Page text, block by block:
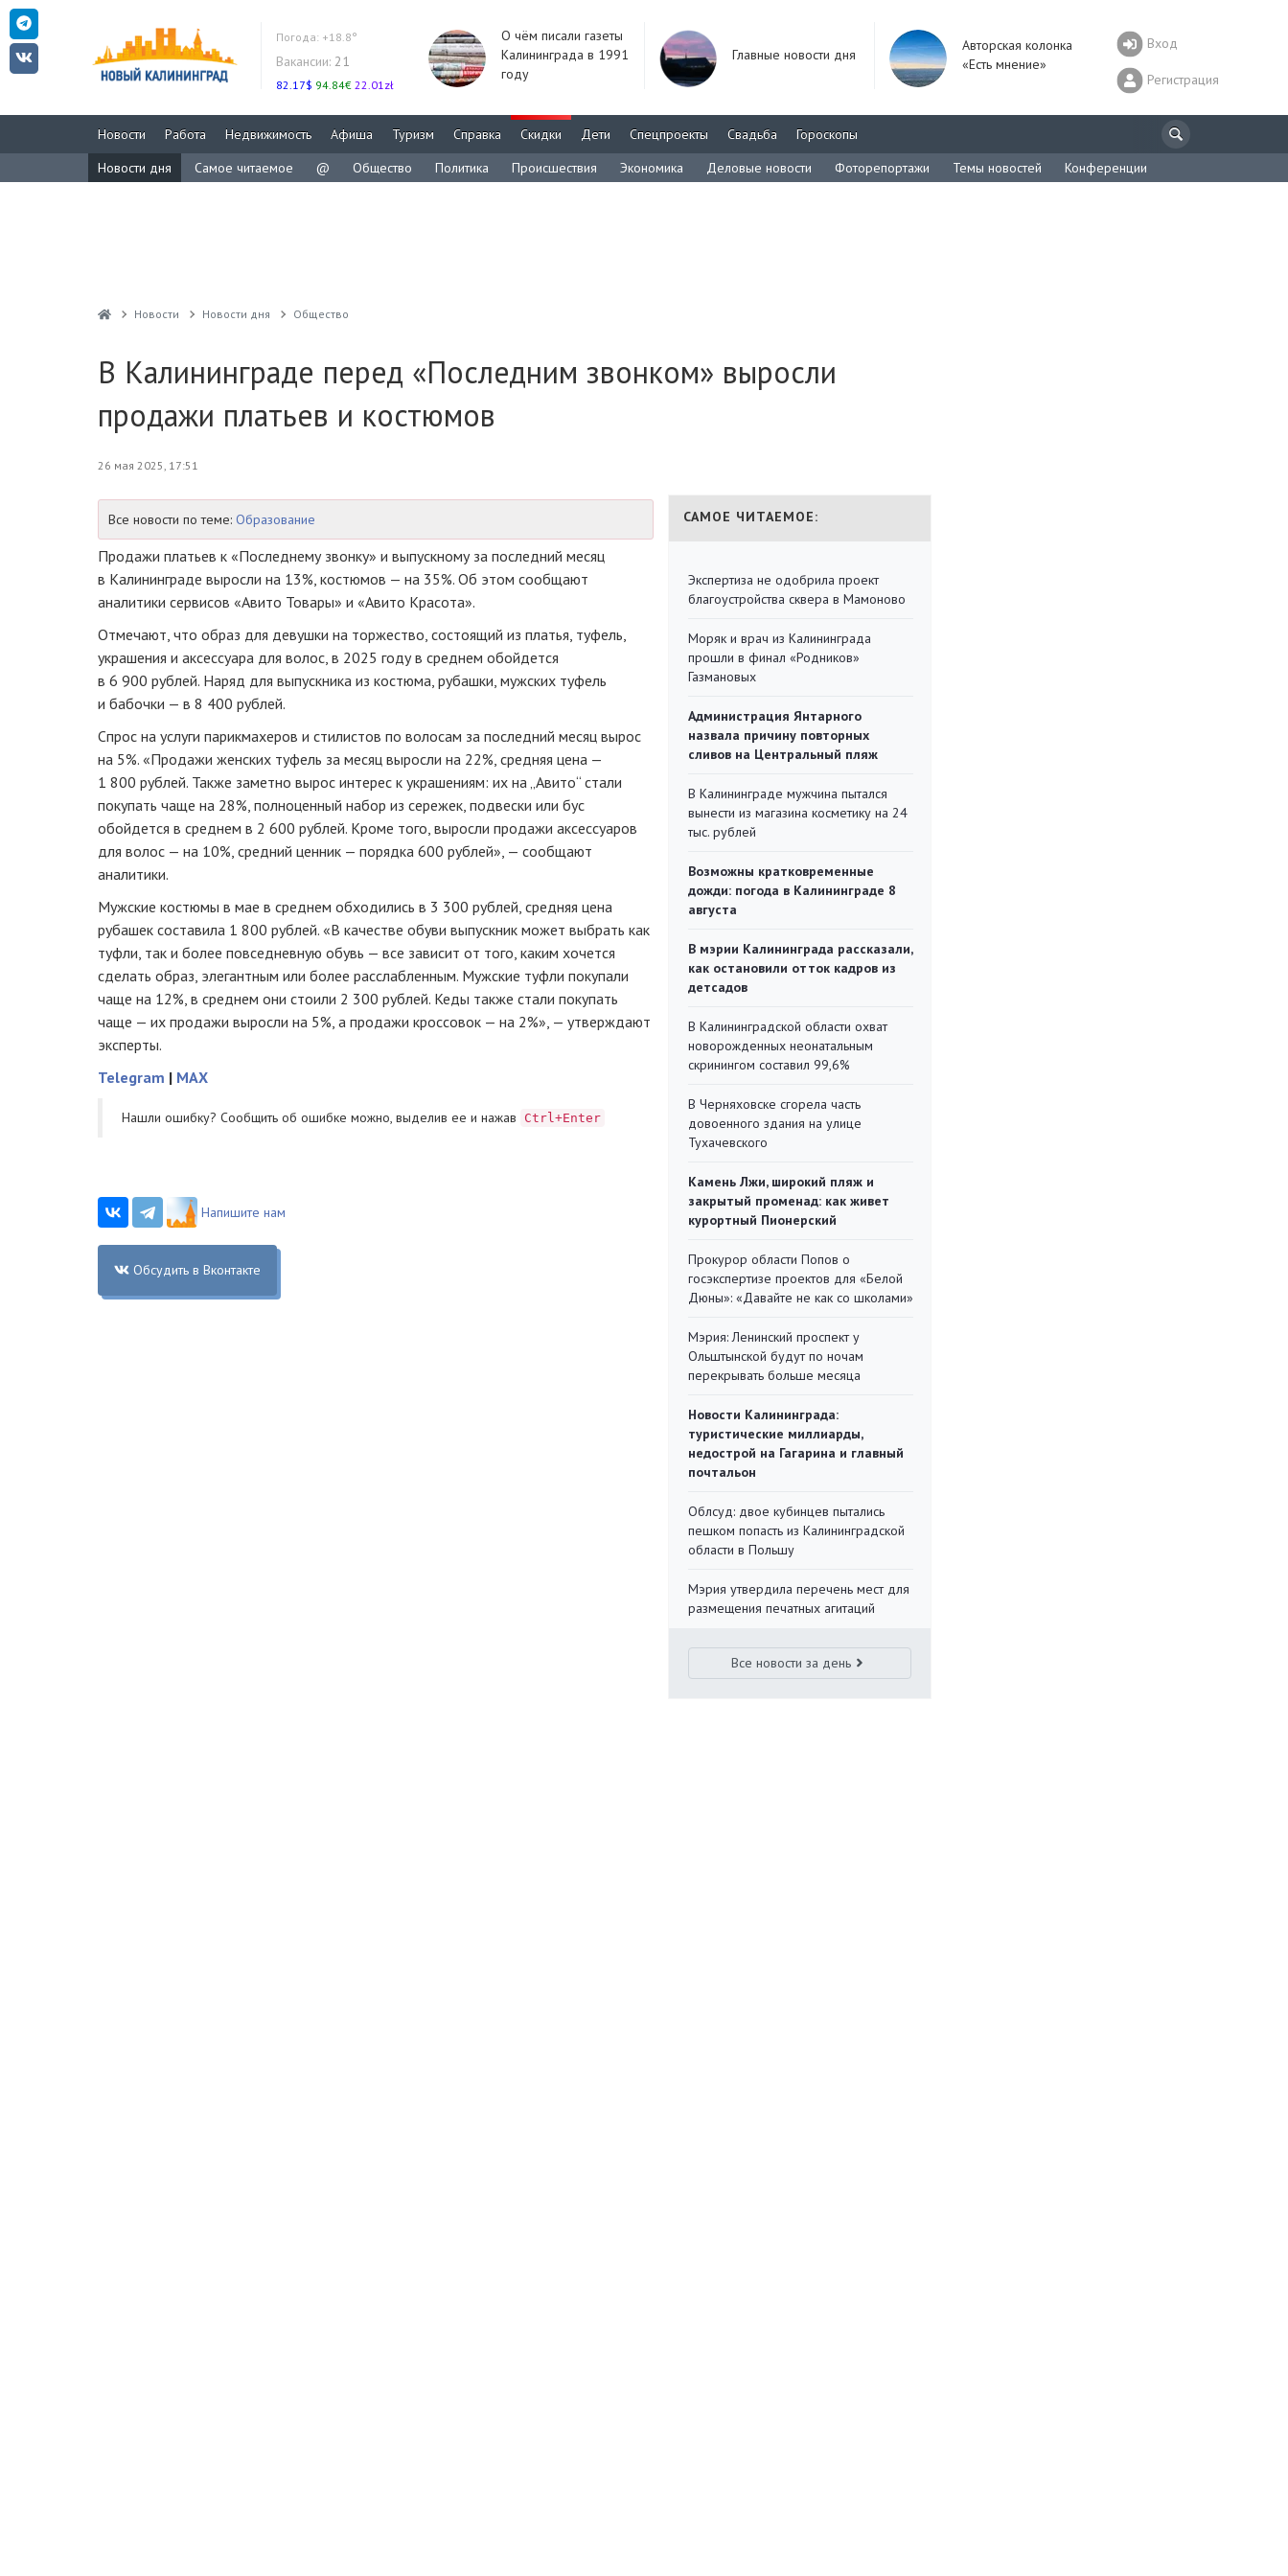
Погода: +18.8°
Вакансии: 21
82.17$ 94.84€ 22.01zł
О чём писали газеты
Калининграда в 1991
году
Главные новости дня
Авторская колонка
«Есть мнение»
Вход
Регистрация
Новости Работа Недвижимость Афиша Туризм Справка Скидки Дети Спецпроекты Свадьба
Гороскопы
Новости дня
Самое читаемое @ Общество Политика Происшествия Экономика Деловые новости Фоторепортажи Темы новостей Конференции
Новости Новости дня Общество
В Калининграде перед «Последним звонком» выросли
продажи платьев и костюмов
26 мая 2025, 17:51
Все новости по теме: Образование
Продажи платьев к «Последнему звонку» и выпускному за последний месяц
в Калининграде выросли на 13%, костюмов — на 35%. Об этом сообщают
аналитики сервисов «Авито Товары» и «Авито Красота».
Отмечают, что образ для девушки на торжество, состоящий из платья, туфель,
украшения и аксессуара для волос, в 2025 году в среднем обойдется
в 6 900 рублей. Наряд для выпускника из костюма, рубашки, мужских туфель
и бабочки — в 8 400 рублей.
Спрос на услуги парикмахеров и стилистов по волосам за последний месяц вырос
на 5%. «Продажи женских туфель за месяц выросли на 22%, средняя цена —
1 800 рублей. Также заметно вырос интерес к украшениям: их на „Авито“ стали
покупать чаще на 28%, полноценный набор из сережек, подвески или бус
обойдется в среднем в 2 600 рублей. Кроме того, выросли продажи аксессуаров
для волос — на 10%, средний ценник — порядка 600 рублей», — сообщают
аналитики.
Мужские костюмы в мае в среднем обходились в 3 300 рублей, средняя цена
рубашек составила 1 800 рублей. «В качестве обуви выпускник может выбрать как
туфли, так и более повседневную обувь — все зависит от того, каким хочется
сделать образ, элегантным или более расслабленным. Мужские туфли покупали
чаще на 12%, в среднем они стоили 2 300 рублей. Кеды также стали покупать
чаще — их продажи выросли на 5%, а продажи кроссовок — на 2%», — утверждают
эксперты.
Telegram | MAX
Нашли ошибку? Cообщить об ошибке можно, выделив ее и нажав Ctrl+Enter
Напишите нам
Обсудить в Вконтакте
САМОЕ ЧИТАЕМОЕ:
Экспертиза не одобрила проект
благоустройства сквера в Мамоново
Моряк и врач из Калининграда
прошли в финал «Родников»
Газмановых
Администрация Янтарного
назвала причину повторных
сливов на Центральный пляж
В Калининграде мужчина пытался
вынести из магазина косметику на 24
тыс. рублей
Возможны кратковременные
дожди: погода в Калининграде 8
августа
В мэрии Калининграда рассказали,
как остановили отток кадров из
детсадов
В Калининградской области охват
новорожденных неонатальным
скринингом составил 99,6%
В Черняховске сгорела часть
довоенного здания на улице
Тухачевского
Камень Лжи, широкий пляж и
закрытый променад: как живет
курортный Пионерский
Прокурор области Попов о
госэкспертизе проектов для «Белой
Дюны»: «Давайте не как со школами»
Мэрия: Ленинский проспект у
Ольштынской будут по ночам
перекрывать больше месяца
Новости Калининграда:
туристические миллиарды,
недострой на Гагарина и главный
почтальон
Облсуд: двое кубинцев пытались
пешком попасть из Калининградской
области в Польшу
Мэрия утвердила перечень мест для
размещения печатных агитаций
Все новости за день